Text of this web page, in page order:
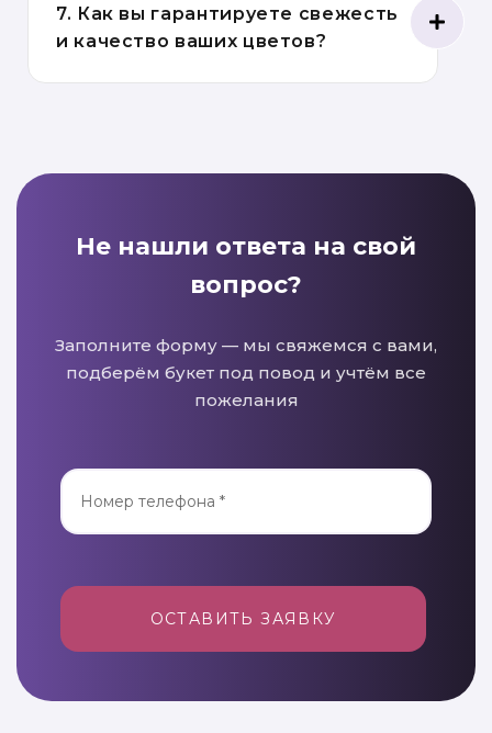
7. Как вы гарантируете свежесть
и качество ваших цветов?
Не нашли ответа на свой
вопрос?
Заполните форму — мы свяжемся с вами,
подберём букет под повод и учтём все
пожелания
ОСТАВИТЬ ЗАЯВКУ